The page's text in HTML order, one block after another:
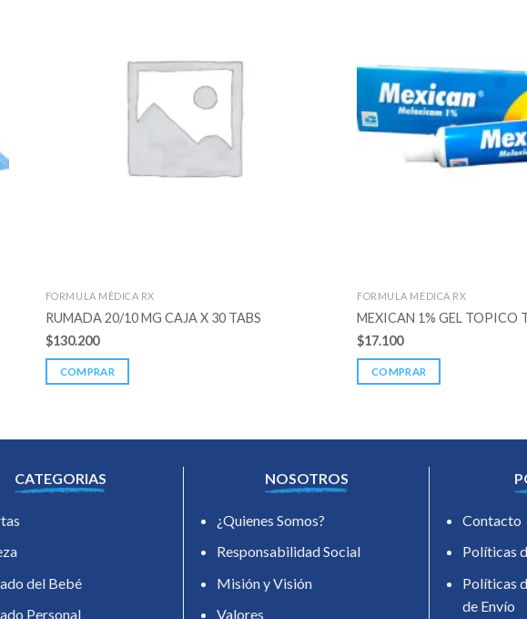
FORMULA MÉDICA RX
RUMADA 20/10 MG CAJA X 30 TABS
$130.200
COMPRAR
FORMULA MÉDICA RX
MEXICAN 1% GEL TOPICO
$17.100
COMPRAR
CATEGORIAS
del Bebé
Personal
NOSOTROS
¿Quienes Somos?
Responsabilidad Social
Misión y Visión
Valores
Contacto
Políticas
Políticas
de Envío